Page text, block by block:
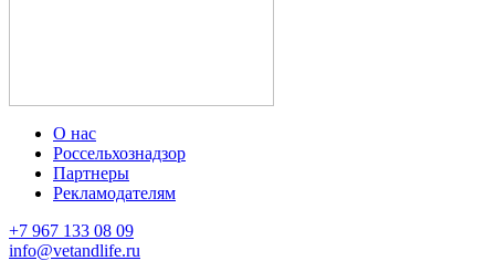
О нас
Россельхознадзор
Партнеры
Рекламодателям
+7 967 133 08 09
info@vetandlife.ru